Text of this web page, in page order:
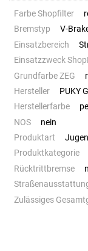
Farbe Shopfilter
Bremstyp
V-
Einsatzbereich
Einsatzzweck
Grundfarbe ZEG
Hersteller
PUKY
Herstellerfarbe
NOS
nein
Produktart
Produktkategorie
Rücktrittbremse
Zulässiges